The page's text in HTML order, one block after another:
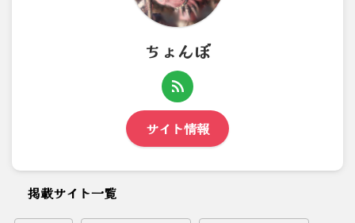
ちょんぼ
サイト情報
掲載サイト一覧